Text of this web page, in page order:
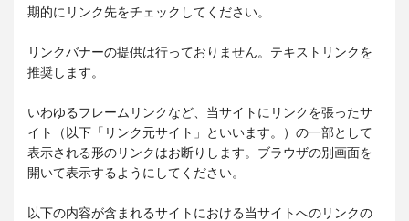
期的にリンク先をチェックしてください。
リンクバナーの提供は行っておりません。テキストリンクを
推奨します。
いわゆるフレームリンクなど、当サイトにリンクを張ったサ
イト（以下「リンク元サイト」といいます。）の一部として
表示される形のリンクはお断りします。ブラウザの別画面を
開いて表示するようにしてください。
以下の内容が含まれるサイトにおける当サイトへのリンクの